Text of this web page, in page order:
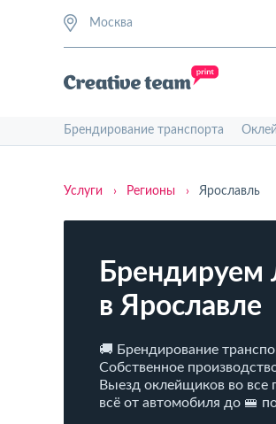
Москва
Брендирование транспорта
Услуги › Регионы › Ярославль
Брендируем
в Ярославле
🚚 Брендирование
Собственное
Выезд оклейщиков во все
всё от автомобиля до 🚝